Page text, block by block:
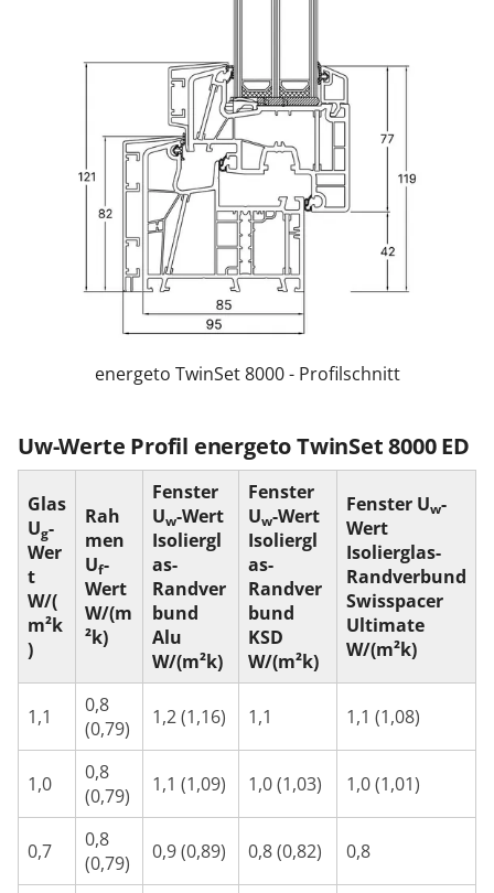
energeto TwinSet 8000 - Profilschnitt
Uw-Werte Profil energeto TwinSet 8000 ED
Glas
Ug-
Wer
t
W/(
m²k
)
Rah
men
Uf-
Wert
W/(m
²k)
Fenster
Uw-Wert
Isoliergl
as-
Randver
bund
Alu
W/(m²k)
Fenster
Uw-Wert
Isoliergl
as-
Randver
bund
KSD
W/(m²k)
Fenster Uw-
Wert
Isolierglas-
Randverbund
Swisspacer
Ultimate
W/(m²k)
1,1
0,8
(0,79)
1,2 (1,16) 1,1 1,1 (1,08)
1,0
0,8
(0,79)
1,1 (1,09) 1,0 (1,03) 1,0 (1,01)
0,7
0,8
(0,79)
0,9 (0,89) 0,8 (0,82) 0,8